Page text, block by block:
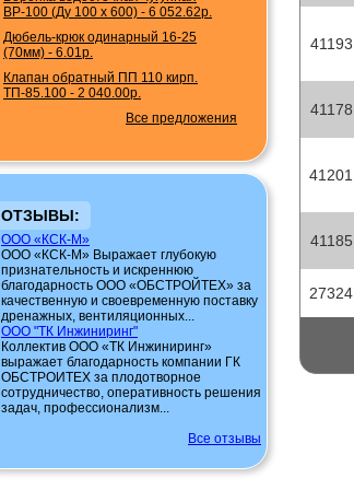
ВР-100 (Ду 100 х 600) - 6 052.62р.
Дюбель-крюк одинарный 16-25
(70мм) - 6.01р.
Клапан обратный ПП 110 кирп.
ТП-85.100 - 2 040.00р.
Все предложения
ОТЗЫВЫ:
ООО «КСК-М»
ООО «КСК-М» Выражает глубокую
признательность и искреннюю
благодарность ООО «ОБСТРОЙТЕХ» за
качественную и своевременную поставку
дренажных, вентиляционных...
ООО "ТК Инжиниринг"
Коллектив ООО «ТК Инжиниринг»
выражает благодарность компании ГК
ОБСТРОИТЕХ за плодотворное
сотрудничество, оперативность решения
задач, профессионализм...
Все отзывы
41193
41178
41201
41185
27324